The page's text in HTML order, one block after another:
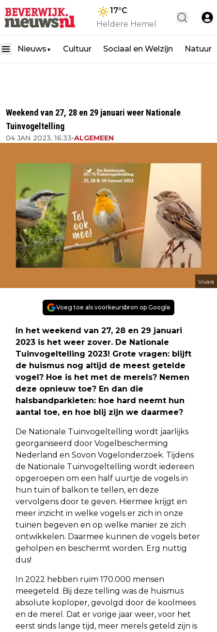
17°C
Heldere Hemel
Nieuws ▼ Cultuur Sociaal en Welzijn Natuur
Weekend van 27, 28 en 29 januari weer Nationale
Tuinvogeltelling
04 JAN 2023, 16:33•ALGEMEEN
Vivara
Voeg toe als voorkeursbron op Google
In het weekend van 27, 28 en 29 januari
2023 is het weer zover. De Nationale
Tuinvogeltelling 2023! Grote vragen: blijft
de huismus nog altijd de meest getelde
vogel? Hoe is het met de merels? Nemen
deze opnieuw toe? En dan die
halsbandparkieten: hoe hard neemt hun
aantal toe, en hoe blij zijn we daarmee?
De Nationale Tuinvogeltelling wordt jaarlijks
georganiseerd door Vogelbescherming
Nederland en Sovon Vogelonderzoek. Tijdens
de Nationale Tuinvogeltelling wordt iedereen
opgeroepen om een half uurtje de vogels in
hun tuin of balkon te tellen, en deze
vervolgens door te geven. Hiermee krijgt en
meer inzicht in welke vogels er zich in onze
tuinen begeven en op welke manier ze zich
ontwikkelen. Daarmee kunnen de vogels beter
geholpen en beschermt worden. Erg nuttig
dus!
In 2022 hebben ruim 170.000 mensen
meegeteld. Bij deze telling was de huismus
absolute koploper, gevolgd door de koolmees
en de merel. Dat er vorige jaar weer, voor het
eerst sinds lange tijd, meer merels geteld zijn is